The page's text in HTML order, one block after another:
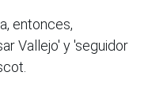
entonces,
Vallejo' y 'seguidor